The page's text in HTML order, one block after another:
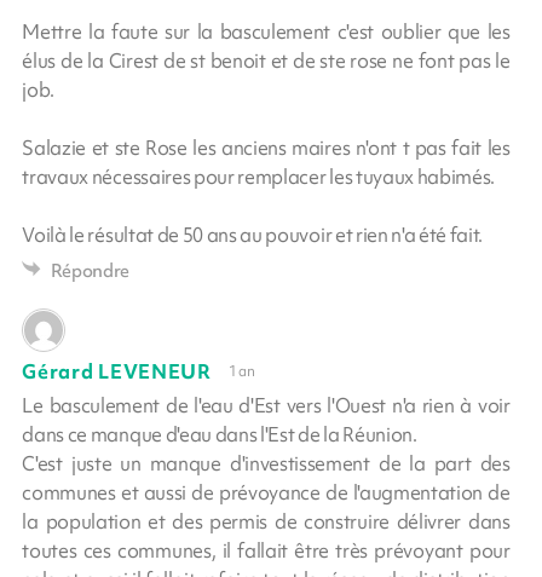
Mettre la faute sur la basculement c'est oublier que les
élus de la Cirest de st benoit et de ste rose ne font pas le
job.
Salazie et ste Rose les anciens maires n'ont t pas fait les
travaux nécessaires pour remplacer les tuyaux habimés.
Voilà le résultat de 50 ans au pouvoir et rien n'a été fait.
Répondre
Gérard LEVENEUR 1 an
Le basculement de l'eau d'Est vers l'Ouest n'a rien à voir
dans ce manque d'eau dans l'Est de la Réunion.
C'est juste un manque d'investissement de la part des
communes et aussi de prévoyance de l'augmentation de
la population et des permis de construire délivrer dans
toutes ces communes, il fallait être très prévoyant pour